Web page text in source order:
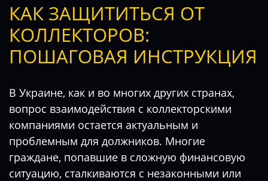
КАК ЗАЩИТИТЬСЯ ОТ
КОЛЛЕКТОРОВ:
ПОШАГОВАЯ ИНСТРУКЦИЯ
В Украине, как и во многих других странах,
вопрос взаимодействия с коллекторскими
компаниями остается актуальным и
проблемным для должников. Многие
граждане, попавшие в сложную финансовую
ситуацию, сталкиваются с незаконными или